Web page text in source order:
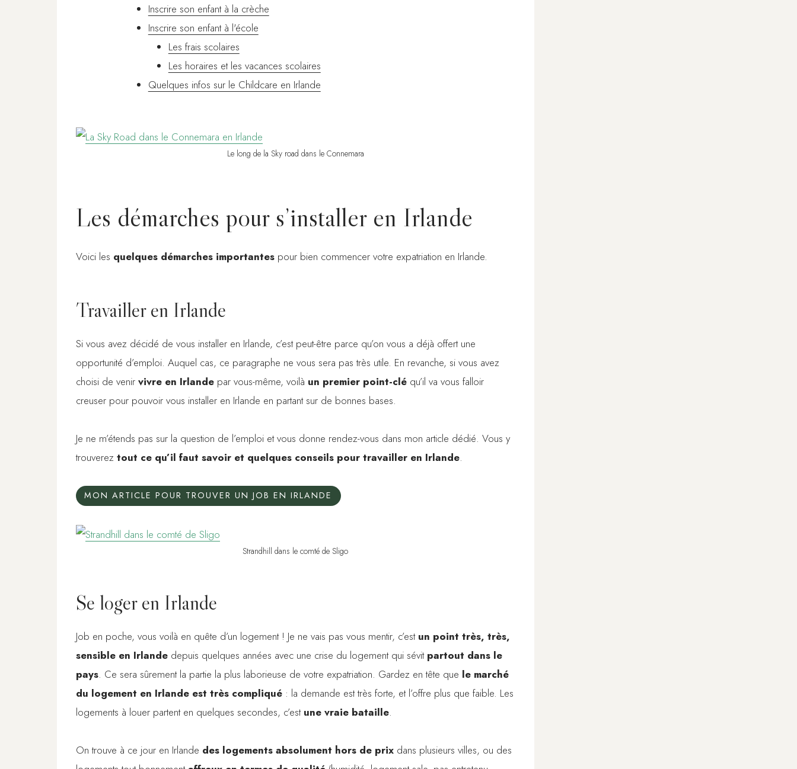
Inscrire son enfant à la crèche
Inscrire son enfant à l'école
Les frais scolaires
Les horaires et les vacances scolaires
Quelques infos sur le Childcare en Irlande
Le long de la Sky road dans le Connemara
Les démarches pour s’installer en Irlande
Voici les quelques démarches importantes pour bien commencer votre expatriation en Irlande.
Travailler en Irlande
Si vous avez décidé de vous installer en Irlande, c’est peut-être parce qu’on vous a déjà offert une
opportunité d’emploi. Auquel cas, ce paragraphe ne vous sera pas très utile. En revanche, si vous avez
choisi de venir vivre en Irlande par vous-même, voilà un premier point-clé qu’il va vous falloir
creuser pour pouvoir vous installer en Irlande en partant sur de bonnes bases.
Je ne m’étends pas sur la question de l’emploi et vous donne rendez-vous dans mon article dédié. Vous y
trouverez tout ce qu’il faut savoir et quelques conseils pour travailler en Irlande.
MON ARTICLE POUR TROUVER UN JOB EN IRLANDE
Strandhill dans le comté de Sligo
Se loger en Irlande
Job en poche, vous voilà en quête d’un logement ! Je ne vais pas vous mentir, c’est un point très, très,
sensible en Irlande depuis quelques années avec une crise du logement qui sévit partout dans le
pays. Ce sera sûrement la partie la plus laborieuse de votre expatriation. Gardez en tête que le marché
du logement en Irlande est très compliqué : la demande est très forte, et l’offre plus que faible. Les
logements à louer partent en quelques secondes, c’est une vraie bataille.
On trouve à ce jour en Irlande des logements absolument hors de prix dans plusieurs villes, ou des